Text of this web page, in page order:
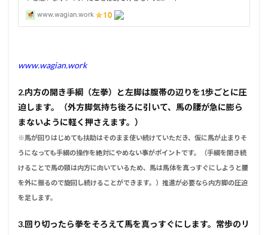
www.wagian.work
2.内方の開き手綱（左拳）と左脚は腹帯の辺りを1歩ごとに圧
迫します。（外方脚気持ち後ろに引いて、馬の腰が急に膨ら
まないように軽く押さえます。）
※馬が回りはじめても扶助はそのまま使い続けていただき、仮に馬が止まりそ
うになっても手綱の操作を絶対にやめない事がポイントです。（手綱を開き続
けることで馬の頸は内方に向いているため、馬は馬体を真っすぐにしようと腰
を外に振るので旋回し続けることができます。）推進が必要なら内方脚の圧迫
を足します。
3.回り切ったら拳をそろえて馬を真っすぐにします。常歩のリ